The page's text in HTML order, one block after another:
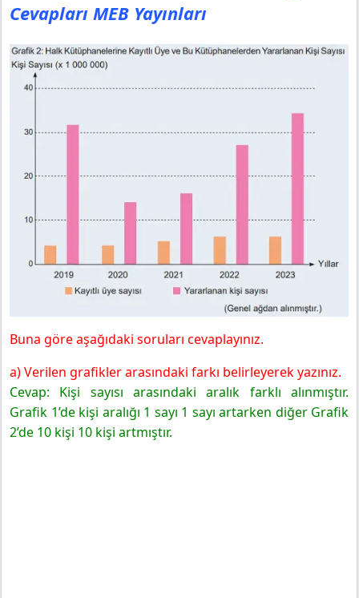
Cevapları MEB Yayınları
Buna göre aşağıdaki soruları cevaplayınız.
a) Verilen grafikler arasındaki farkı belirleyerek yazınız.
Cevap: Kişi sayısı arasındaki aralık farklı alınmıştır.
Grafik 1’de kişi aralığı 1 sayı 1 sayı artarken diğer Grafik
2’de 10 kişi 10 kişi artmıştır.